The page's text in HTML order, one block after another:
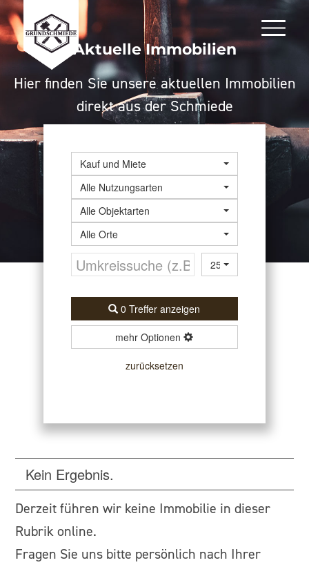
Aktuelle Immobilien
Hier finden Sie unsere aktuellen Immobilien
direkt aus der Schmiede
Kauf und Miete
Alle Nutzungsarten
Alle Objektarten
Alle Orte
25 km
0 Treffer anzeigen
mehr Optionen
zurücksetzen
Kein Ergebnis.
Derzeit führen wir keine Immobilie in dieser
Rubrik online.
Fragen Sie uns bitte persönlich nach Ihrer